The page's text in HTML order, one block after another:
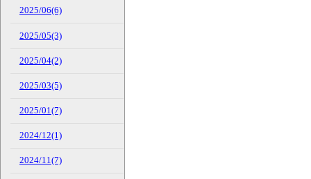
2025/06(6)
2025/05(3)
2025/04(2)
2025/03(5)
2025/01(7)
2024/12(1)
2024/11(7)